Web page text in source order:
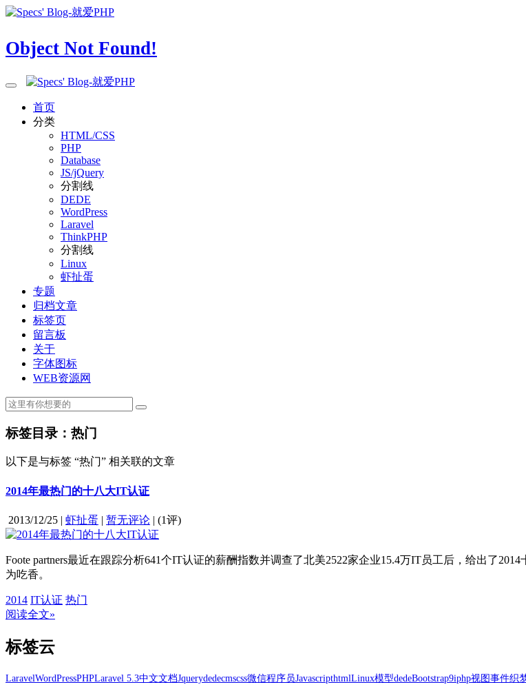
Object Not Found!
首页
分类
HTML/CSS
PHP
Database
JS/jQuery
分割线
DEDE
WordPress
Laravel
ThinkPHP
分割线
Linux
虾扯蛋
专题
归档文章
标签页
留言板
关于
字体图标
WEB资源网
标签目录：热门
以下是与标签 “热门” 相关联的文章
2014年最热门的十八大IT认证
2013/12/25 | 虾扯蛋 | 暂无评论 | (1评)
Foote partners最近在跟踪分析641个IT认证的薪酬指数并调查了北美2522家企业15.4万IT员工后，给出了
为吃香。
2014 IT认证 热门
阅读全文»
标签云
LaravelWordPressPHPLaravel 5.3中文文档Jquerydedecmscss微信程序员JavascripthtmlLinux模型dedeBootstrap9iphp视图事件织